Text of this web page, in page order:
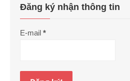
Đăng ký nhận thông tin
E-mail *